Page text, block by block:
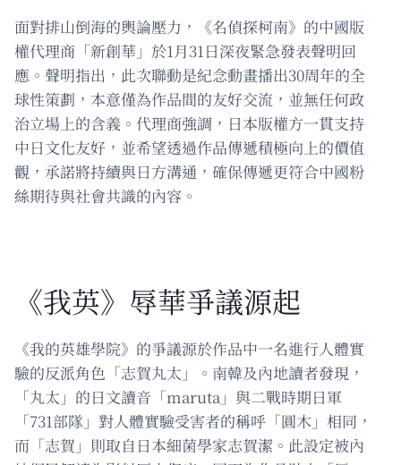
面對排山倒海的輿論壓力，《名偵探柯南》的中國版
權代理商「新創華」於1月31日深夜緊急發表聲明回
應。聲明指出，此次聯動是紀念動畫播出30周年的全
球性策劃，本意僅為作品間的友好交流，並無任何政
治立場上的含義。代理商強調，日本版權方一貫支持
中日文化友好，並希望透過作品傳遞積極向上的價值
觀，承諾將持續與日方溝通，確保傳遞更符合中國粉
絲期待與社會共識的內容。
《我英》辱華爭議源起
《我的英雄學院》的爭議源於作品中一名進行人體實
驗的反派角色「志賀丸太」。南韓及內地讀者發現，
「丸太」的日文讀音「maruta」與二戰時期日軍
「731部隊」對人體實驗受害者的稱呼「圓木」相同，
而「志賀」則取自日本細菌學家志賀潔。此設定被內